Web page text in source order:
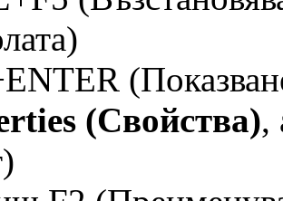
(Свойства),